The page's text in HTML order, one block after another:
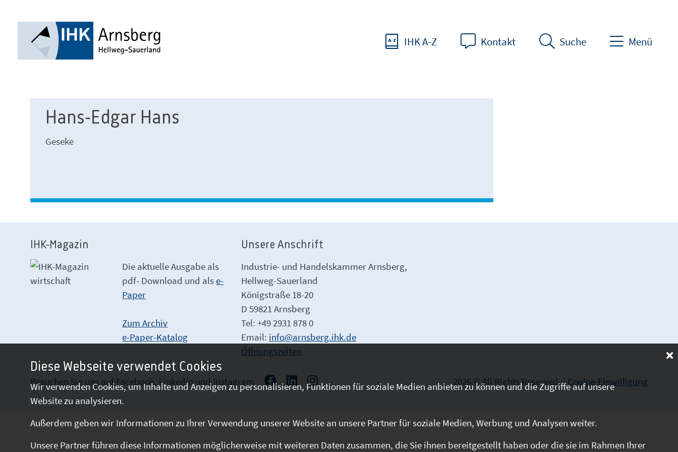
IHK A-Z Kontakt Suche Menü
Hans-Edgar Hans
Geseke
IHK-Magazin
Die aktuelle Ausgabe als
pdf- Download und alse-
Paper
Zum Archiv
e-Paper-Katalog
Unsere Anschrift
Industrie- und Handelskammer Arnsberg,
Hellweg-Sauerland
Königstraße 18-20
D 59821 Arnsberg
Tel: +49 2931 878 0
Email: info@arnsberg.ihk.de
Öffnungszeiten
Besuchen Sie uns auf Facebook, Linkedin und Instagram 2026 © All Rights Reserved. |Cookie-Einwilligung
Diese Webseite verwendet Cookies
Wir verwenden Cookies, um Inhalte und Anzeigen zu personalisieren, Funktionen für soziale Medien anbieten zu können und die Zugriffe auf unsere
Website zu analysieren.
Außerdem geben wir Informationen zu Ihrer Verwendung unserer Website an unsere Partner für soziale Medien, Werbung und Analysen weiter.
Unsere Partner führen diese Informationen möglicherweise mit weiteren Daten zusammen, die Sie ihnen bereitgestellt haben oder die sie im Rahmen Ihrer